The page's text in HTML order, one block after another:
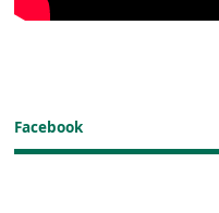
Facebook